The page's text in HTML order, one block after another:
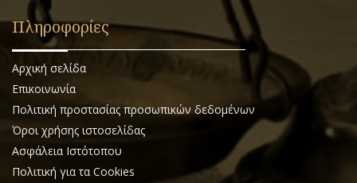
Πληροφορίες
Αρχική σελίδα
Επικοινωνία
Πολιτική προστασίας προσωπικών δεδομένων
Όροι χρήσης ιστοσελίδας
Ασφάλεια Ιστότοπου
Πολιτική για τα Cookies